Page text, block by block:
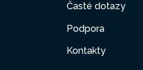
Časté dotazy
Podpora
Kontakty